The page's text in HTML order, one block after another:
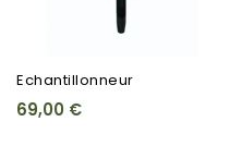
Echantillonneur
69,00 €